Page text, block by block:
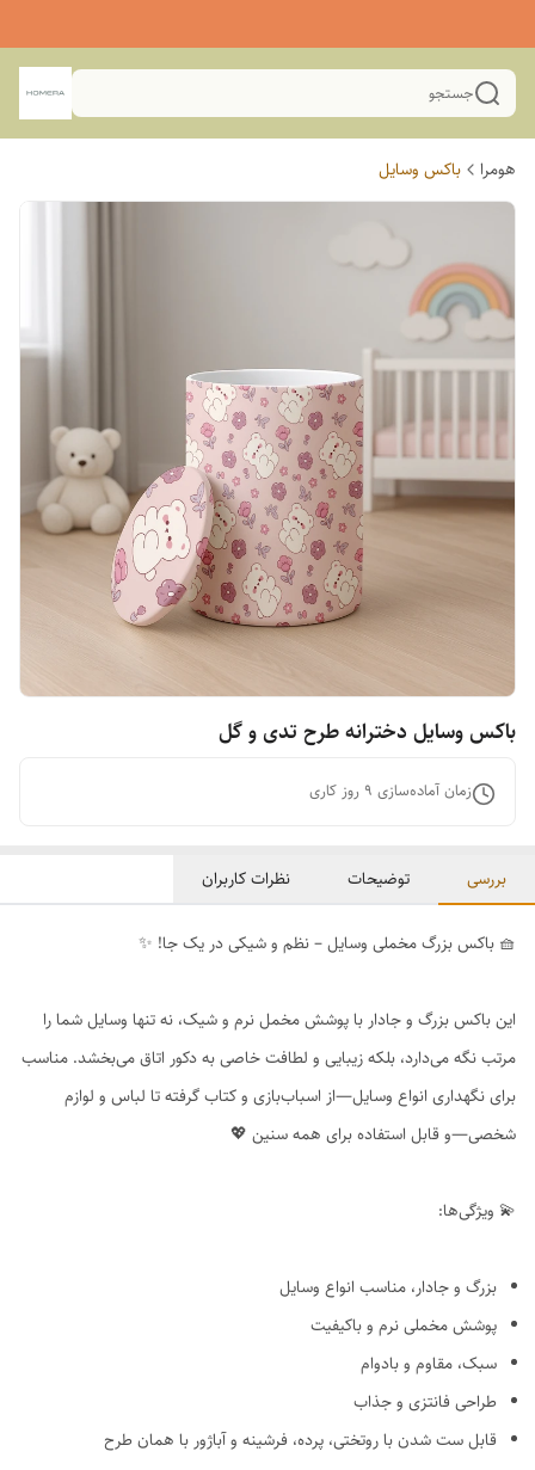
جستجو
هومرا باکس وسایل
باکس وسایل دخترانه طرح تدی و گل
زمان آماده‌سازی 9 روز کاری
بررسی توضیحات نظرات کاربران
🧺 باکس بزرگ مخملی وسایل – نظم و شیکی در یک جا! ✨
این باکس بزرگ و جادار با پوشش مخمل نرم و شیک، نه تنها وسایل شما را
مرتب نگه می‌دارد، بلکه زیبایی و لطافت خاصی به دکور اتاق می‌بخشد. مناسب
برای نگهداری انواع وسایل—از اسباب‌بازی و کتاب گرفته تا لباس و لوازم
شخصی—و قابل استفاده برای همه سنین 💖
💫 ویژگی‌ها:
بزرگ و جادار، مناسب انواع وسایل
پوشش مخملی نرم و باکیفیت
سبک، مقاوم و بادوام
طراحی فانتزی و جذاب
قابل ست شدن با روتختی، پرده، فرشینه و آباژور با همان طرح